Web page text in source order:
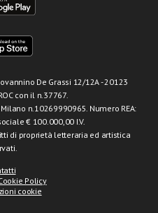
De Grassi 12/12A - 20123
con il n.37767.
Milano n.10269990965. Numero REA:
€ 100.000,00 I.V.
di proprietà letteraria ed artistica
Policy
cookie